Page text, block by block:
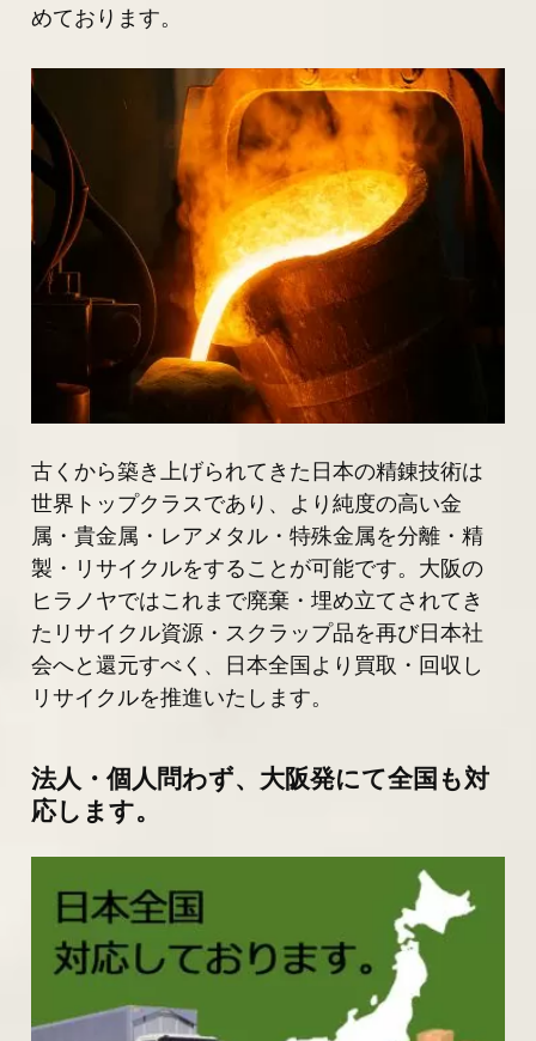
めております。
古くから築き上げられてきた日本の精錬技術は
世界トップクラスであり、より純度の高い金
属・貴金属・レアメタル・特殊金属を分離・精
製・リサイクルをすることが可能です。大阪の
ヒラノヤではこれまで廃棄・埋め立てされてき
たリサイクル資源・スクラップ品を再び日本社
会へと還元すべく、日本全国より買取・回収し
リサイクルを推進いたします。
法人・個人問わず、大阪発にて全国も対
応します。